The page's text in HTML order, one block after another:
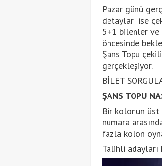
Pazar günü
detayları ise
5+1 bilenler ve
öncesinde
Şans Topu
gerçekleşiyor.
BİLET
ŞANS TOPU
Bir kolonun üst
numara
fazla kolon
Talihli adayları